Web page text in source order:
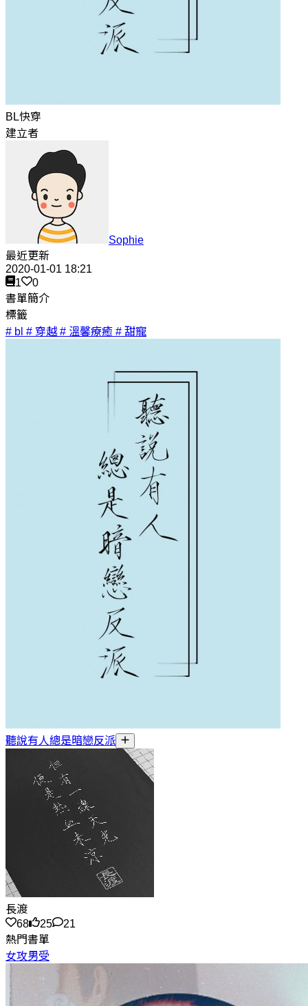
BL快穿
建立者
Sophie
最近更新
2020-01-01 18:21
1
0
書單簡介
標籤
# bl # 穿越# 溫馨療癒 # 甜寵
聽說有人總是暗戀反派
長渡
68
25
21
熱門書單
女攻男受